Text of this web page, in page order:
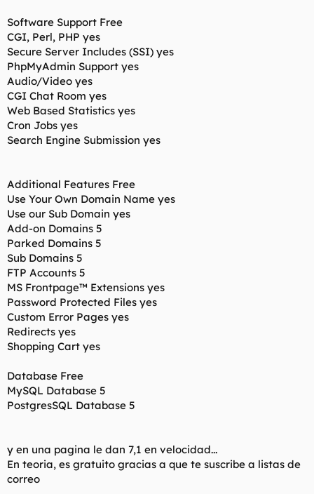
Software Support Free
CGI, Perl, PHP yes
Secure Server Includes (SSI) yes
PhpMyAdmin Support yes
Audio/Video yes
CGI Chat Room yes
Web Based Statistics yes
Cron Jobs yes
Search Engine Submission yes
Additional Features Free
Use Your Own Domain Name yes
Use our Sub Domain yes
Add-on Domains 5
Parked Domains 5
Sub Domains 5
FTP Accounts 5
MS Frontpage™ Extensions yes
Password Protected Files yes
Custom Error Pages yes
Redirects yes
Shopping Cart yes
Database Free
MySQL Database 5
PostgresSQL Database 5
y en una pagina le dan 7,1 en velocidad...
En teoria, es gratuito gracias a que te suscribe a listas de
correo